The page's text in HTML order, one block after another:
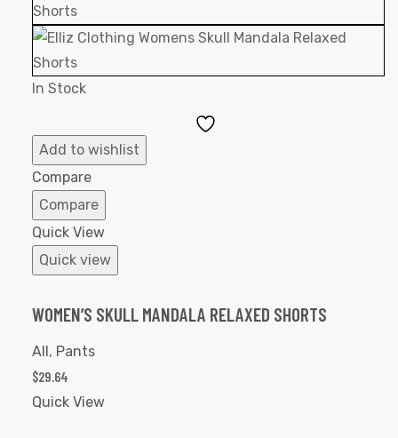
In Stock
Add to wishlist
Compare
Compare
Quick View
Quick view
WOMEN’S SKULL MANDALA RELAXED SHORTS
All, Pants
$29.64
Quick View